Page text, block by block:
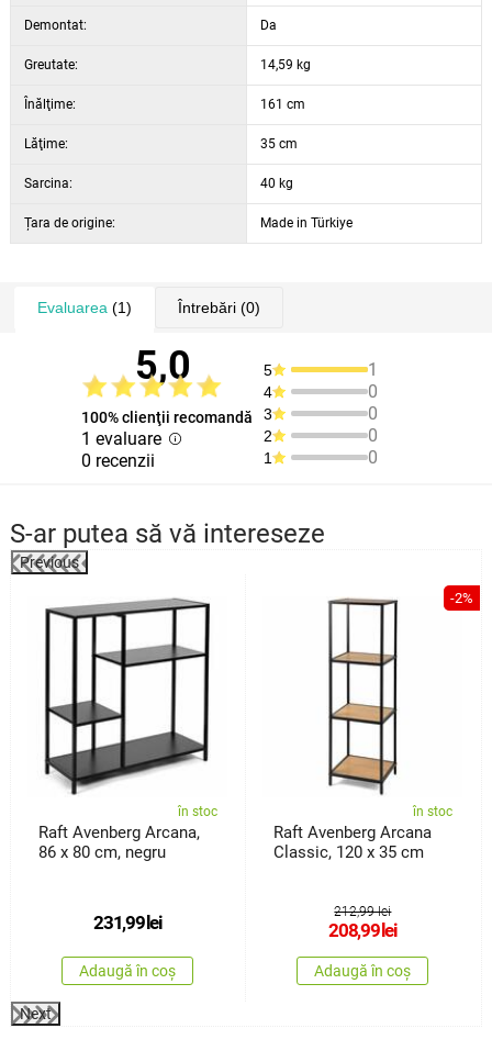
Demontat: Da
Greutate: 14,59 kg
Înălţime: 161 cm
Lăţime: 35 cm
Sarcina: 40 kg
Țara de origine: Made in Türkiye
Evaluarea (1) Întrebări(0)
5,0
100% clienţii recomandă
1 evaluare
0 recenzii
5 1
4 0
3 0
2 0
1 0
S-ar putea să vă intereseze
Previous
în stoc
Raft Avenberg Arcana,
86 x 80 cm, negru
231,99 lei
Adaugă în coș
-2%
în stoc
Raft Avenberg Arcana
Classic, 120 x 35 cm
212,99 lei
208,99 lei
Adaugă în coș
Next